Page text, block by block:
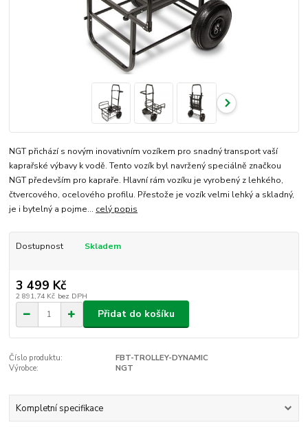
NGT přichází s novým inovativním vozíkem pro snadný transport vaší
kaprařské výbavy k vodě. Tento vozík byl navržený speciálně značkou
NGT především pro kapraře. Hlavní rám vozíku je vyrobený z lehkého,
čtvercového, ocelového profilu. Přestože je vozík velmi lehký a skladný,
je i bytelný a pojme... celý popis
Dostupnost Skladem
3 499 Kč
2 891,74 Kč bez DPH
Přidat do košíku
Číslo produktu:
FBT-TROLLEY-DYNAMIC
Výrobce:
NGT
Kompletní specifikace